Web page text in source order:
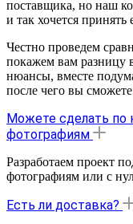
поставщика, но наш
и так хочется
Честно проведем
покажем вам разницу
нюансы, вместе
после чего вы
Можете сделать
фотографиям
Разработаем проект
фотографиям или с
Есть ли доставка?